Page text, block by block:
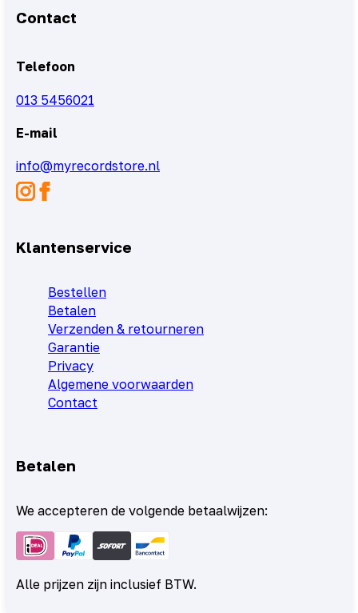
Contact
Telefoon
013 5456021
E-mail
info@myrecordstore.nl
Klantenservice
Bestellen
Betalen
Verzenden & retourneren
Garantie
Privacy
Algemene voorwaarden
Contact
Betalen
We accepteren de volgende betaalwijzen:
Alle prijzen zijn inclusief BTW.